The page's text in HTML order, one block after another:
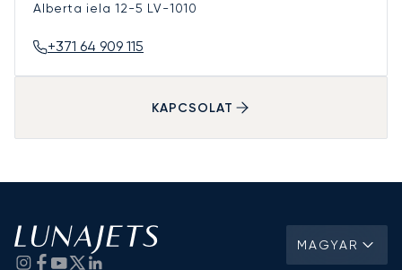
Alberta iela 12-5 LV-1010
+371 64 909 115
KAPCSOLAT
MAGYAR